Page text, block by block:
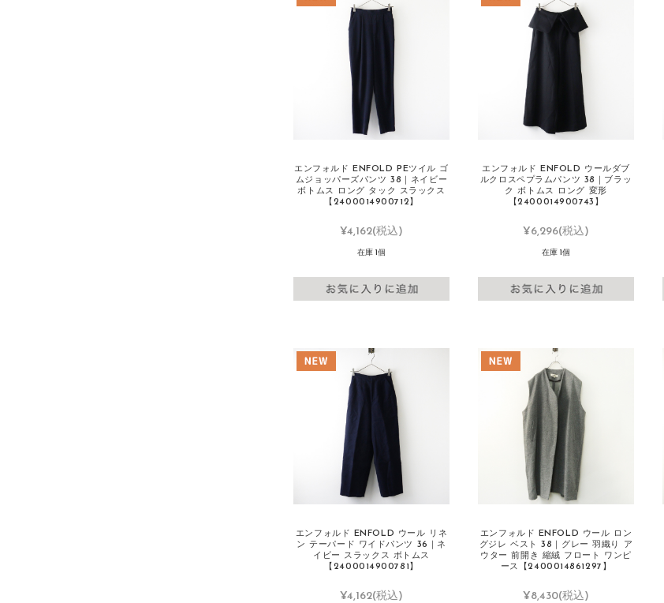
エンフォルド ENFOLD PEツイル ゴ
ムジョッパーズパンツ 38｜ネイビー
ボトムス ロング タック スラックス
【2400014900712】
¥4,162(税込)
在庫 1個
エンフォルド ENFOLD ウールダブ
ルクロスペプラムパンツ 38｜ブラッ
ク ボトムス ロング 変形
【2400014900743】
¥6,296(税込)
在庫 1個
エンフォルド ENFOLD ウール リネ
ン テーパード ワイドパンツ 36｜ネ
イビー スラックス ボトムス
【2400014900781】
¥4,162(税込)
エンフォルド ENFOLD ウール ロン
グジレ ベスト 38｜グレー 羽織り ア
ウター 前開き 縮絨 フロート ワンピ
ース【2400014861297】
¥8,430(税込)